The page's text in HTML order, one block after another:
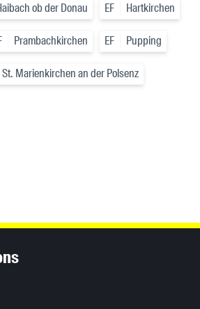
ob der Donau EF Hartkirchen
Prambachkirchen EF Pupping
St. Marienkirchen an der Polsenz